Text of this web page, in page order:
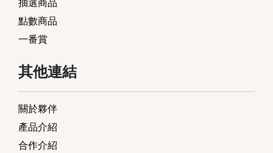
點數商品
一番賞
其他連結
關於夥伴
產品介紹
合作介紹